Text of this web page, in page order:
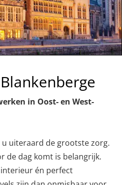
in Oost- en West-
uiteraard de grootste zorg.
de dag komt is belangrijk.
én perfect